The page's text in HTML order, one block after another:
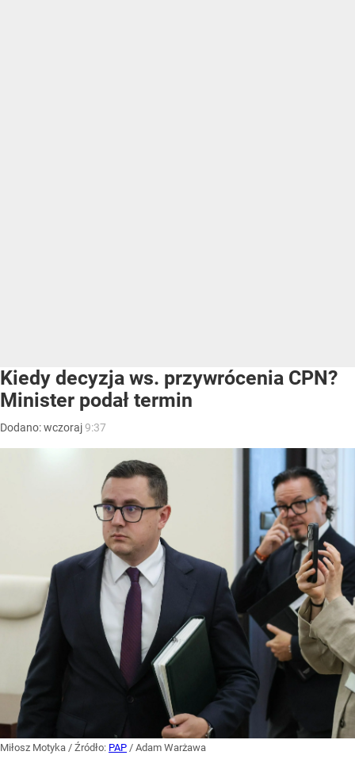
Kiedy decyzja ws. przywrócenia CPN?
Minister podał termin
Dodano:wczoraj9:37
Miłosz Motyka / Źródło: PAP / Adam Warżawa